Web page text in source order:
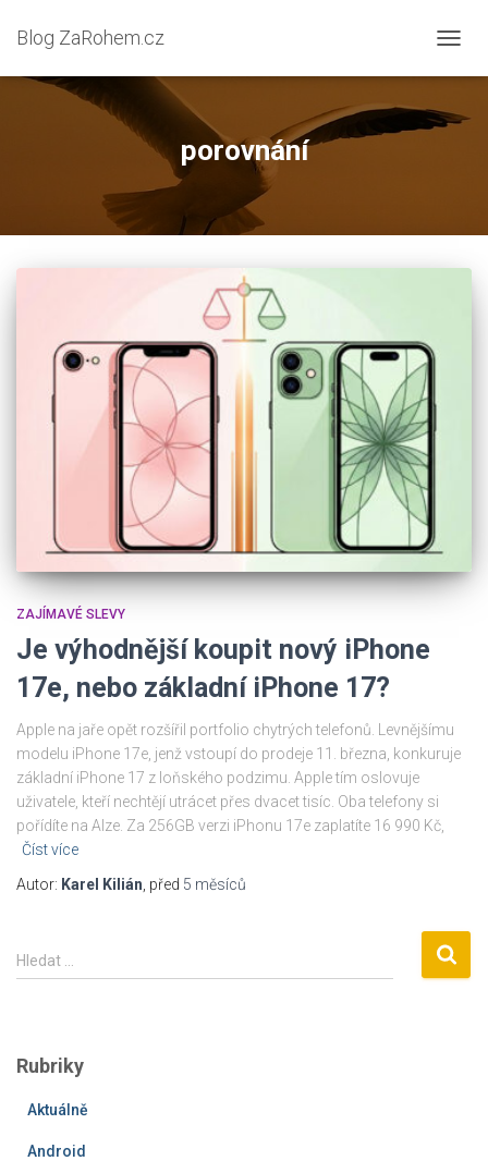
Blog ZaRohem.cz
porovnání
ZAJÍMAVÉ SLEVY
Je výhodnější koupit nový iPhone
17e, nebo základní iPhone 17?
Apple na jaře opět rozšířil portfolio chytrých telefonů. Levnějšímu
modelu iPhone 17e, jenž vstoupí do prodeje 11. března, konkuruje
základní iPhone 17 z loňského podzimu. Apple tím oslovuje
uživatele, kteří nechtějí utrácet přes dvacet tisíc. Oba telefony si
pořídíte na Alze. Za 256GB verzi iPhonu 17e zaplatíte 16 990 Kč,
Číst více
Autor: Karel Kilián , před 5 měsíců
V
y
d
Hledat …
Rubriky
Aktuálně
Android